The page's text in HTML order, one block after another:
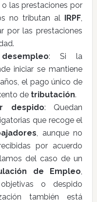
o las prestaciones por
no tributan al IRPF,
por las prestaciones
: Si la
iniciar se mantiene
el pago único de
de tributación.
despido: Quedan
que recoge el
, aunque no
por acuerdo
del caso de un
de Empleo,
o despido
también está